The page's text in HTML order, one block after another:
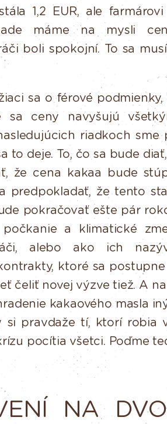
1,2 EUR, ale farmárovi
máme na mysli
boli spokojní. To sa
sa o férové
sa ceny navyšujú
riadkoch sme
to deje. To, čo sa bude
že cena kakaa bude
predpokladať, že tento
pokračovať ešte pár
počkanie a klimatické
alebo ako ich
ktoré sa postupne
čeliť novej výzve tiež. A
kakaového masla
si pravdaže tí, ktorí robia
pocítia všetci. Poďme
NA